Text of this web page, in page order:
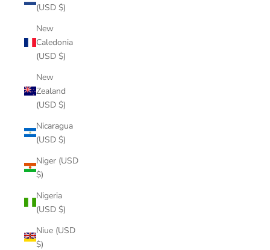
(USD $)
New
Caledonia
(USD $)
New
Zealand
(USD $)
Nicaragua
(USD $)
Niger (USD
$)
Nigeria
(USD $)
Niue (USD
$)